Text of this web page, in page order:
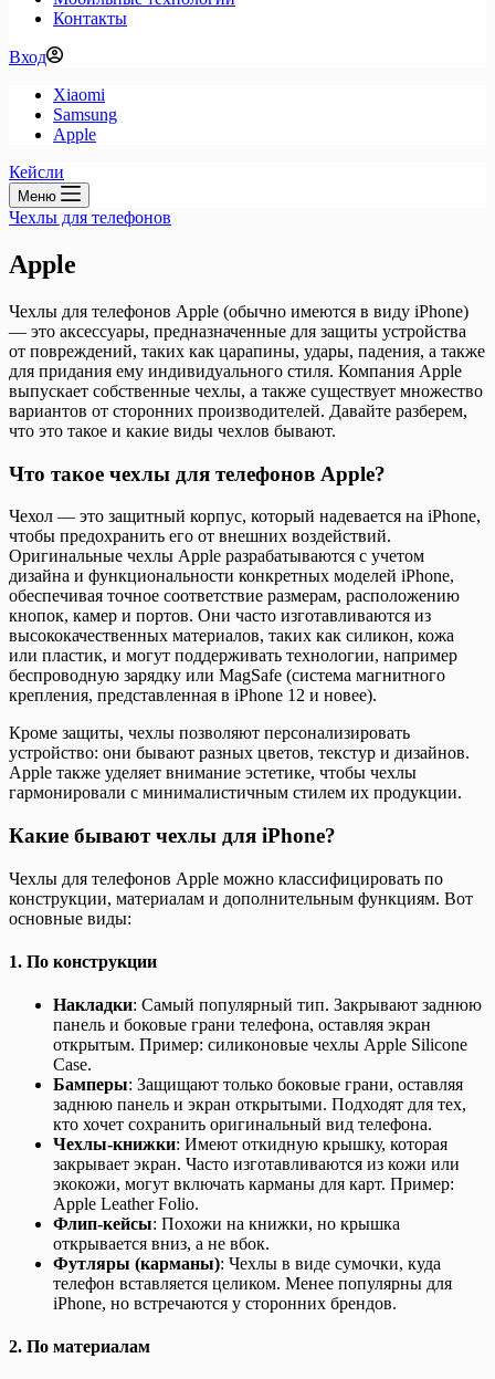
Контакты
Вход
Xiaomi
Samsung
Apple
Кейсли
Меню
Чехлы для телефонов
Apple
Чехлы для телефонов Apple (обычно имеются в виду iPhone)
— это аксессуары, предназначенные для защиты устройства
от повреждений, таких как царапины, удары, падения, а также
для придания ему индивидуального стиля. Компания Apple
выпускает собственные чехлы, а также существует множество
вариантов от сторонних производителей. Давайте разберем,
что это такое и какие виды чехлов бывают.
Что такое чехлы для телефонов Apple?
Чехол — это защитный корпус, который надевается на iPhone,
чтобы предохранить его от внешних воздействий.
Оригинальные чехлы Apple разрабатываются с учетом
дизайна и функциональности конкретных моделей iPhone,
обеспечивая точное соответствие размерам, расположению
кнопок, камер и портов. Они часто изготавливаются из
высококачественных материалов, таких как силикон, кожа
или пластик, и могут поддерживать технологии, например
беспроводную зарядку или MagSafe (система магнитного
крепления, представленная в iPhone 12 и новее).
Кроме защиты, чехлы позволяют персонализировать
устройство: они бывают разных цветов, текстур и дизайнов.
Apple также уделяет внимание эстетике, чтобы чехлы
гармонировали с минималистичным стилем их продукции.
Какие бывают чехлы для iPhone?
Чехлы для телефонов Apple можно классифицировать по
конструкции, материалам и дополнительным функциям. Вот
основные виды:
1. По конструкции
Накладки: Самый популярный тип. Закрывают заднюю
панель и боковые грани телефона, оставляя экран
открытым. Пример: силиконовые чехлы Apple Silicone
Case.
Бамперы: Защищают только боковые грани, оставляя
заднюю панель и экран открытыми. Подходят для тех,
кто хочет сохранить оригинальный вид телефона.
Чехлы-книжки: Имеют откидную крышку, которая
закрывает экран. Часто изготавливаются из кожи или
экокожи, могут включать карманы для карт. Пример:
Apple Leather Folio.
Флип-кейсы: Похожи на книжки, но крышка
открывается вниз, а не вбок.
Футляры (карманы): Чехлы в виде сумочки, куда
телефон вставляется целиком. Менее популярны для
iPhone, но встречаются у сторонних брендов.
2. По материалам